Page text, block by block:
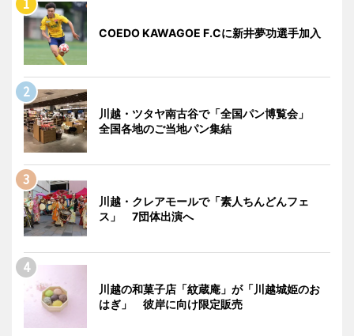
COEDO KAWAGOE F.Cに新井夢功選手加入
川越・ツタヤ南古谷で「全国パン博覧会」
全国各地のご当地パン集結
川越・クレアモールで「素人ちんどんフェ
ス」 7団体出演へ
川越の和菓子店「紋蔵庵」が「川越城姫のお
はぎ」 彼岸に向け限定販売